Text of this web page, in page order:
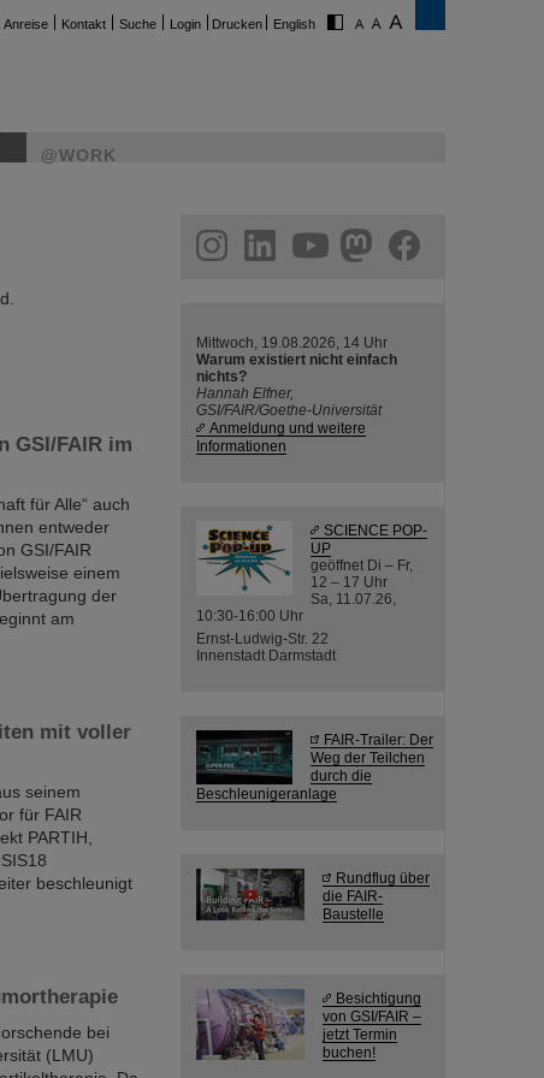
Anreise Kontakt Suche Login Drucken English
@WORK
GSI/FAIR im
für Alle“ auch
entweder
GSI/FAIR
einem
der
am
mit voller
seinem
für FAIR
PARTIH,
beschleunigt
bei
(LMU)
helmholtz.social
facebook
Mittwoch, 19.08.2026, 14 Uhr
Warum existiert nicht einfach
nichts?
Hannah Elfner,
GSI/FAIR/Goethe-Universität
Anmeldung und weitere
Informationen
SCIENCE POP-
UP
geöffnet Di – Fr,
12 – 17 Uhr
Sa, 11.07.26,
10:30-16:00 Uhr
Ernst-Ludwig-Str. 22
Innenstadt Darmstadt
FAIR-Trailer: Der
Weg der Teilchen
durch die
Beschleunigeranlage
Rundflug über
die FAIR-
Baustelle
Besichtigung
von GSI/FAIR –
jetzt Termin
buchen!